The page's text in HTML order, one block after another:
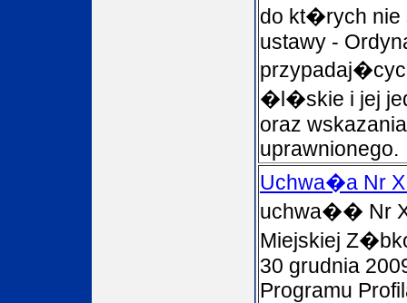
do kt�rych
ustawy -
�l�skie i jej
oraz
Uchwa�a Nr
uchwa�� Nr
Miejskiej
30 grudnia
Programu